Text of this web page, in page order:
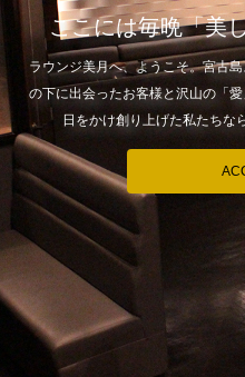
ここには毎晩「美
ラウンジ美月へ、ようこそ。宮古
の下に出会ったお客様と沢山の「
日をかけ創り上げた私たちな